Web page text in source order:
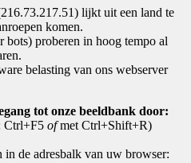
lijkt uit een land te
komen.
bots) proberen in hoog tempo al
belasting van ons webserver
tot onze beeldbank door:
Ctrl+F5 ofmet Ctrl+Shift+R)
in de adresbalk van uw browser: